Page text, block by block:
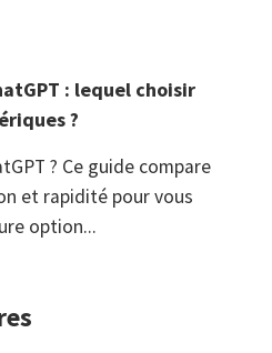
: lequel choisir
?
? Ce guide compare
et rapidité pour vous
option...